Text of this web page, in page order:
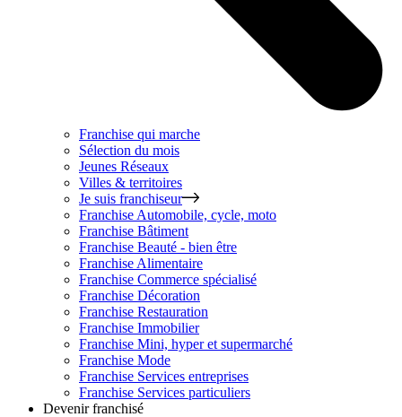
Franchise qui marche
Sélection du mois
Jeunes Réseaux
Villes & territoires
Je suis franchiseur
Franchise Automobile, cycle, moto
Franchise Bâtiment
Franchise Beauté - bien être
Franchise Alimentaire
Franchise Commerce spécialisé
Franchise Décoration
Franchise Restauration
Franchise Immobilier
Franchise Mini, hyper et supermarché
Franchise Mode
Franchise Services entreprises
Franchise Services particuliers
Devenir franchisé